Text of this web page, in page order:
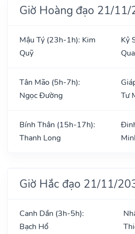
Giờ Hoàng đạo 21/
Mậu Tý (23h-1h): Kim
Quỹ
Kỷ
Tân Mão (5h-7h):
Ngọc Đường
Tư
Bính Thân (15h-17h):
Thanh Long
Giờ Hắc đạo 21/11/
Canh Dần (3h-5h):
Bạch Hổ